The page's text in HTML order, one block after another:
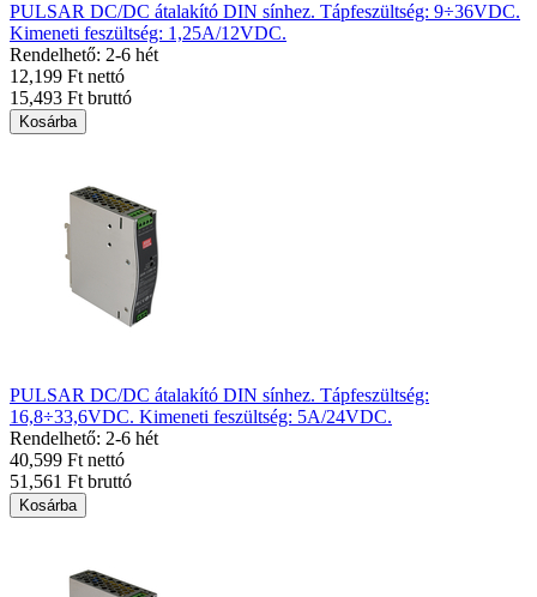
PULSAR DC/DC átalakító DIN sínhez. Tápfeszültség: 9÷36VDC.
Kimeneti feszültség: 1,25A/12VDC.
Rendelhető: 2-6 hét
12,199 Ft nettó
15,493 Ft bruttó
Kosárba
PULSAR DC/DC átalakító DIN sínhez. Tápfeszültség:
16,8÷33,6VDC. Kimeneti feszültség: 5A/24VDC.
Rendelhető: 2-6 hét
40,599 Ft nettó
51,561 Ft bruttó
Kosárba